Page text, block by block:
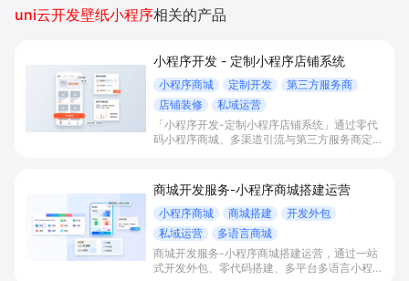
uni云开发壁纸小程序相关的产品
小程序开发 - 定制小程序店铺系统
小程序商城 定制开发
第三方服务商
店铺装修
私域运营
「小程序开发-定制小程序店铺系统」通过零代
码小程序商城、多渠道引流与第三方服务商定制
私域运营场景，提升获客与复购，实现线上生意
增长。
商城开发服务-小程序商城搭建运营
小程序商城 商城搭建
开发外包
私域运营
多语言商城
商城开发服务-小程序商城搭建运营，通过一站
式开发外包、零代码搭建、多平台多语言小程序